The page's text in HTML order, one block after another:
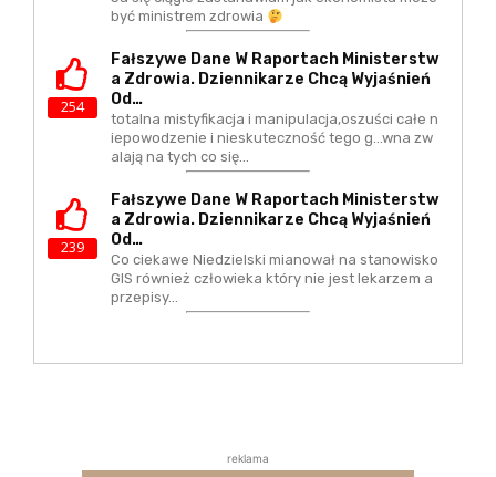
być ministrem zdrowia
254
Fałszywe Dane W Raportach Ministerstw
A Zdrowia. Dziennikarze Chcą Wyjaśnień
Od…
totalna mistyfikacja i manipulacja,oszuści całe n
iepowodzenie i nieskuteczność tego g...wna zw
alają na tych co się…
239
Fałszywe Dane W Raportach Ministerstw
A Zdrowia. Dziennikarze Chcą Wyjaśnień
Od…
Co ciekawe Niedzielski mianował na stanowisko
GIS również człowieka który nie jest lekarzem a
przepisy…
reklama